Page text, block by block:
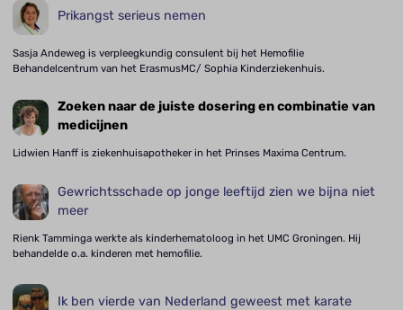
Prikangst serieus nemen
Sasja Andeweg is verpleegkundig consulent bij het Hemofilie
Behandelcentrum van het ErasmusMC/ Sophia Kinderziekenhuis.
Zoeken naar de juiste dosering en combinatie van
medicijnen
Lidwien Hanff is ziekenhuisapotheker in het Prinses Maxima Centrum.
Gewrichtsschade op jonge leeftijd zien we bijna niet
meer
Rienk Tamminga werkte als kinderhematoloog in het UMC Groningen. Hij
behandelde o.a. kinderen met hemofilie.
Ik ben vierde van Nederland geweest met karate